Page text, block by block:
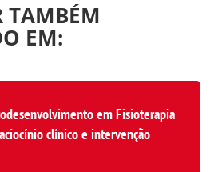
TAMBÉM
EM:
em Fisioterapia
clínico e intervenção